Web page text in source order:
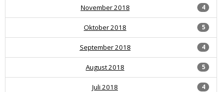
4
November 2018
5
Oktober 2018
4
September 2018
5
August 2018
4
Juli 2018